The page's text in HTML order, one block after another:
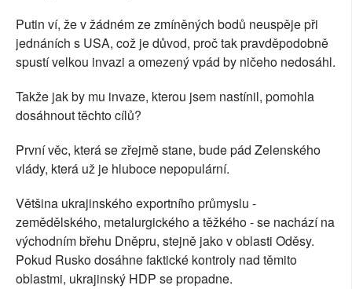
Putin ví, že v žádném ze zmíněných bodů neuspěje při
jednáních s USA, což je důvod, proč tak pravděpodobně
spustí velkou invazi a omezený vpád by ničeho nedosáhl.
Takže jak by mu invaze, kterou jsem nastínil, pomohla
dosáhnout těchto cílů?
První věc, která se zřejmě stane, bude pád Zelenského
vlády, která už je hluboce nepopulární.
Většina ukrajinského exportního průmyslu -
zemědělského, metalurgického a těžkého - se nachází na
východním břehu Dněpru, stejně jako v oblasti Oděsy.
Pokud Rusko dosáhne faktické kontroly nad těmito
oblastmi, ukrajinský HDP se propadne.